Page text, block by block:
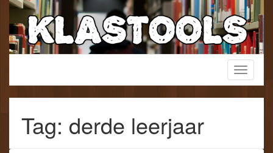
Skip
content
KlasTools
Een verzamelwebsite voor het lager onderwijs!
Toggle
Tag: derde leerjaar